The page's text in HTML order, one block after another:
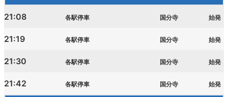
21:08 各駅停車 国分寺 始発
21:19 各駅停車 国分寺 始発
21:30 各駅停車 国分寺 始発
21:42 各駅停車 国分寺 始発